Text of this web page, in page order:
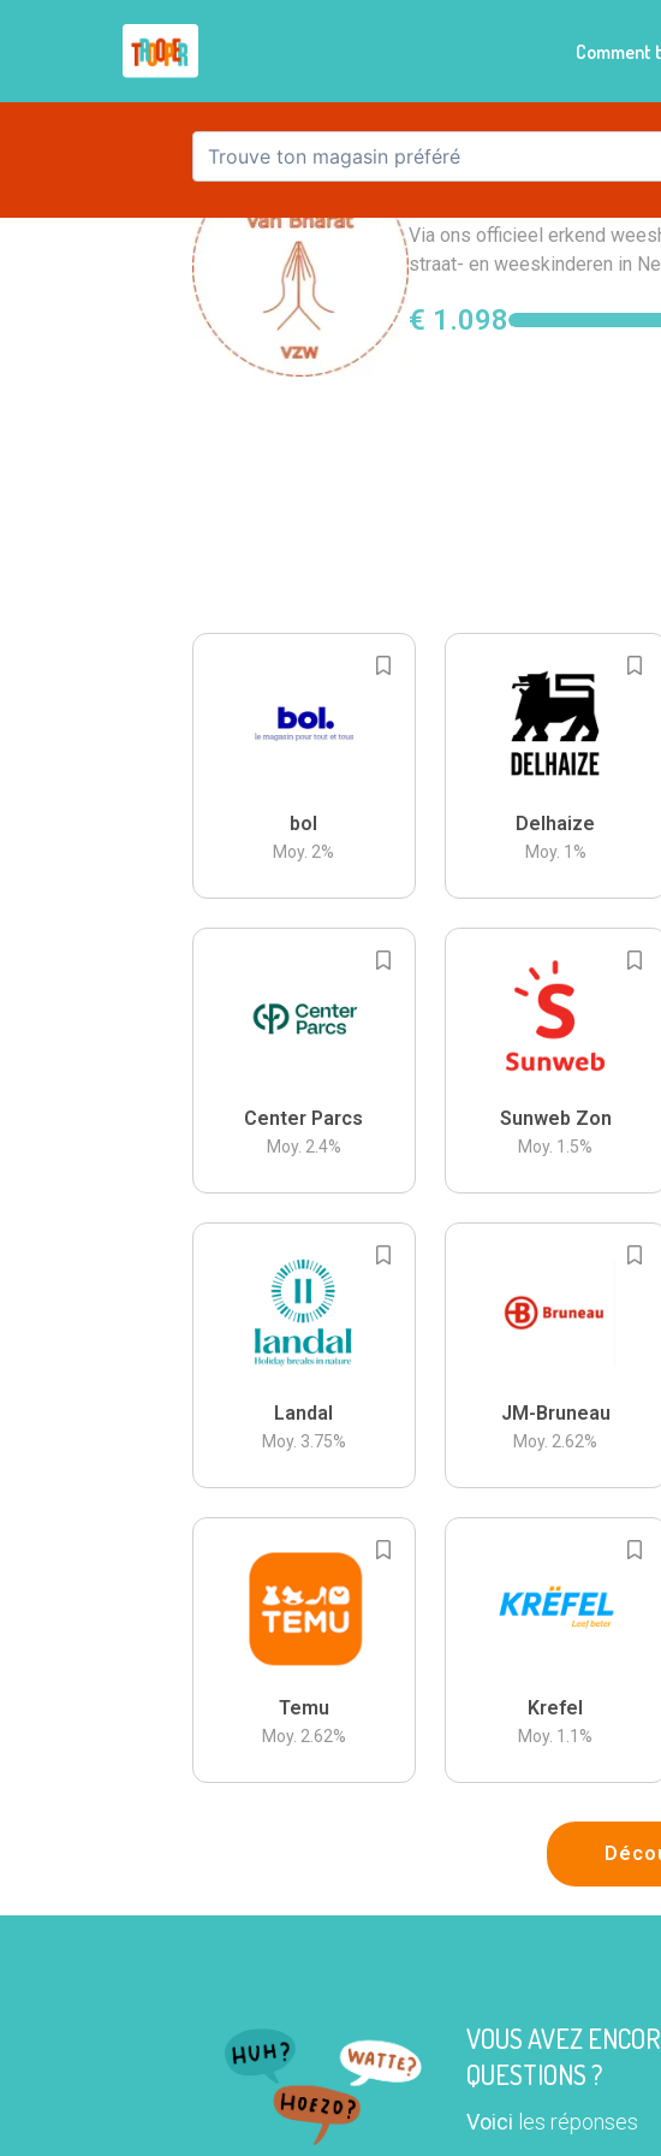
Comment
De vrienden
Via ons officieel erkend
straat- en weeskinderen in
€ 1.098
bol
Moy. 2%
Delhaize
Moy. 1 %
Center Parcs
Moy. 2.4%
Sunweb Zon
Moy. 1.5%
Landal
Moy. 3.75%
JM-Bruneau
Moy. 2.62%
Temu
Moy. 2.62%
Krefel
Moy. 1.1 %
VOUS AVEZ
QUESTIONS ?
Voici les réponses